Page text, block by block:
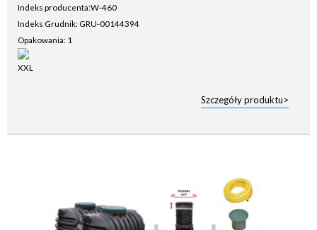
Indeks producenta:W-460
Indeks Grudnik: GRU-00144394
Opakowania: 1
Szczegóły produktu>